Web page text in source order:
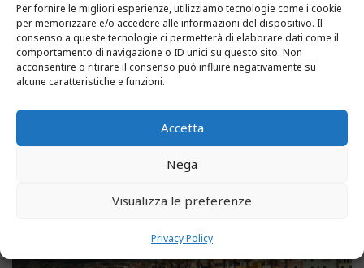
Per fornire le migliori esperienze, utilizziamo tecnologie come i cookie
per memorizzare e/o accedere alle informazioni del dispositivo. Il
consenso a queste tecnologie ci permetterà di elaborare dati come il
comportamento di navigazione o ID unici su questo sito. Non
acconsentire o ritirare il consenso può influire negativamente su
alcune caratteristiche e funzioni.
Accetta
Nega
Visualizza le preferenze
Privacy Policy
paradiso affascina i visitatori. Stiamo parlando del
Parco del Benessere “Giacomo Filippo Novaro” di
Costarainera nella Riviera dei Fiori. Un tempo
parco degli ex ospedali Novaro e...